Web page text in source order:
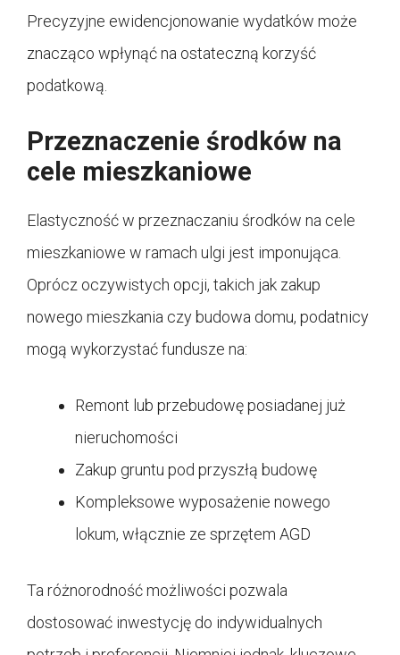
Precyzyjne ewidencjonowanie wydatków może
znacząco wpłynąć na ostateczną korzyść
podatkową.
Przeznaczenie środków na
cele mieszkaniowe
Elastyczność w przeznaczaniu środków na cele
mieszkaniowe w ramach ulgi jest imponująca.
Oprócz oczywistych opcji, takich jak zakup
nowego mieszkania czy budowa domu, podatnicy
mogą wykorzystać fundusze na:
Remont lub przebudowę posiadanej już
nieruchomości
Zakup gruntu pod przyszłą budowę
Kompleksowe wyposażenie nowego
lokum, włącznie ze sprzętem AGD
Ta różnorodność możliwości pozwala
dostosować inwestycję do indywidualnych